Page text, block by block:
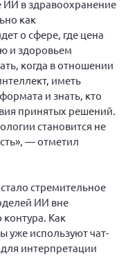
рассеянным
ИИ в здравоохранение
как
о сфере, где цена
и здоровьем
когда в отношении
иметь
и знать, кто
принятых решений.
становится не
— отметил
стремительное
ИИ вне
Как
уже используют чат-
интерпретации